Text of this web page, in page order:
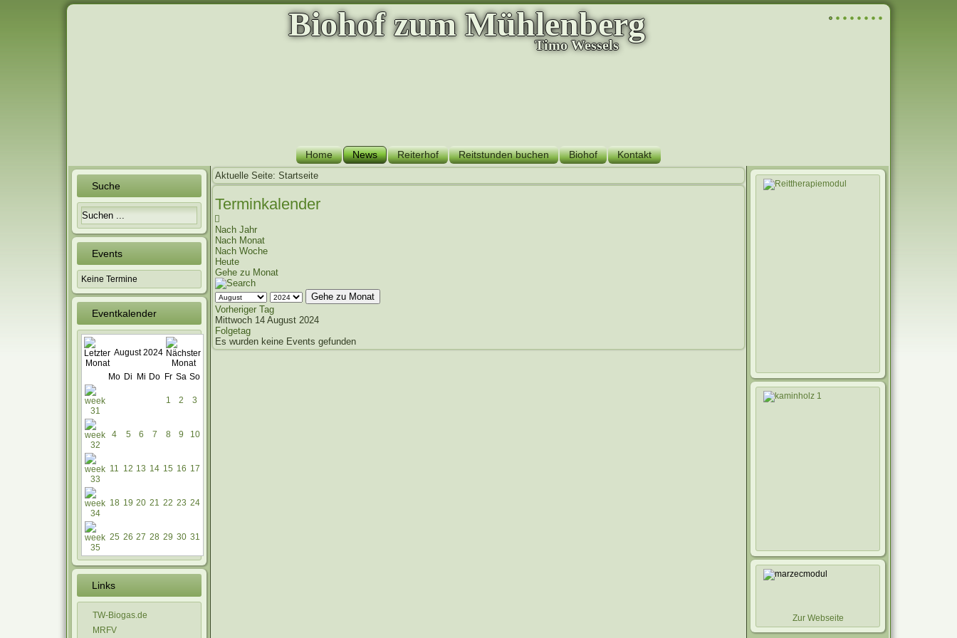
Biohof zum Mühlenberg
Timo Wessels
Home News Reiterhof Reitstunden buchen Biohof Kontakt
Suche
Events
Keine Termine
Eventkalender
August 2024
Mo Di Mi Do Fr Sa So
1 2 3
4 5 6 7 8 9 10
11 12 13 14 15 16 17
18 19 20 21 22 23 24
25 26 27 28 29 30 31
Links
TW-Biogas.de
MRFV
Aktuelle Seite: Startseite
Terminkalender
Nach Jahr
Nach Monat
Nach Woche
Heute
Gehe zu Monat
Gehe zu Monat
Vorheriger Tag
Mittwoch 14 August 2024
Folgetag
Es wurden keine Events gefunden
Zur Webseite